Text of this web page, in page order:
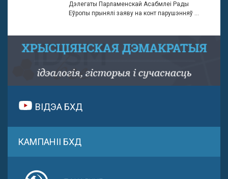
Дэлегаты Парламенскай Асабмлеі Рады
Еўропы прынялі заяву на конт парушэнняў ...
ВІДЭА БХД
КАМПАНІІ БХД